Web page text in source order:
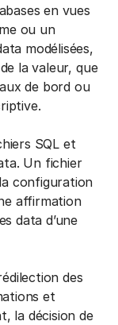
en vues
ou un
modélisées,
la valeur, que
de bord ou
SQL et
Un fichier
configuration
affirmation
data d’une
des
et
la décision de